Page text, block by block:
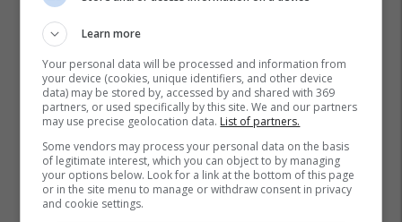
Learn more
Your personal data will be processed and information from
your device (cookies, unique identifiers, and other device
data) may be stored by, accessed by and shared with 369
partners, or used specifically by this site. We and our partners
may use precise geolocation data. List of partners.
Some vendors may process your personal data on the basis
of legitimate interest, which you can object to by managing
your options below. Look for a link at the bottom of this page
or in the site menu to manage or withdraw consent in privacy
and cookie settings.